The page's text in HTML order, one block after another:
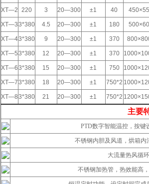
XT—2 220 3 20—300 ±1 40
XT—33*380 4.5 20—300 ±1 180
XT—43*380 9 20—300 ±1 370
XT—53*380 12 20—300 ±1 370
XT—63*380 15 20—300 ±1 750
XT—73*380 18 20—300 ±1 750*2
XT—83*380 21 20—300 ±1 750*2
主要
PTD数字智能温控，按键
不锈钢内胆及风道，烘箱内
大流量热风循
不锈钢加热管，热效能高